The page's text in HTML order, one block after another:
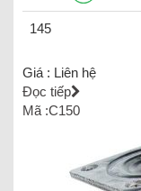
145
Giá : Liên hệ
Đọc tiếp
Mã :C150